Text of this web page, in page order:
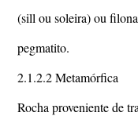
(sill ou soleira) ou
pegmatito.
2.1.2.2 Metamórfica
Rocha proveniente de